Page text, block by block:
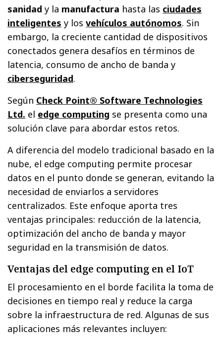
sanidad y la manufactura hasta las ciudades
inteligentes y losvehículos autónomos. Sin
embargo, la creciente cantidad de dispositivos
conectados genera desafíos en términos de
latencia, consumo de ancho de banda y
ciberseguridad.
Según Check Point® Software Technologies
Ltd. el edge computing se presenta como una
solución clave para abordar estos retos.
A diferencia del modelo tradicional basado en la
nube, el edge computing permite procesar
datos en el punto donde se generan, evitando la
necesidad de enviarlos a servidores
centralizados. Este enfoque aporta tres
ventajas principales: reducción de la latencia,
optimización del ancho de banda y mayor
seguridad en la transmisión de datos.
Ventajas del edge computing en el IoT
El procesamiento en el borde facilita la toma de
decisiones en tiempo real y reduce la carga
sobre la infraestructura de red. Algunas de sus
aplicaciones más relevantes incluyen: